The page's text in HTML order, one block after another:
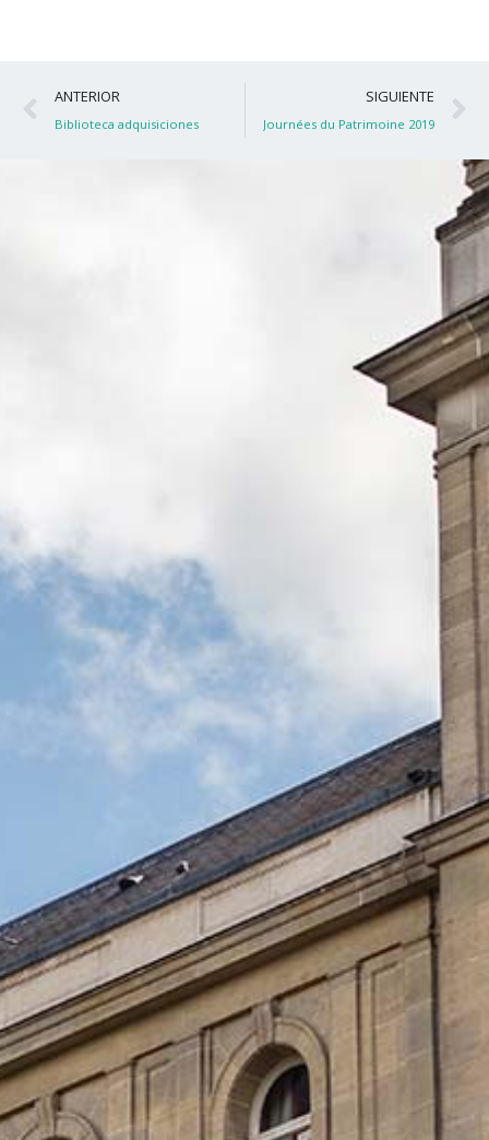
Ant
ANTERIOR
Biblioteca adquisiciones
SIGUIENTE
Journées du Patrimoine 2019